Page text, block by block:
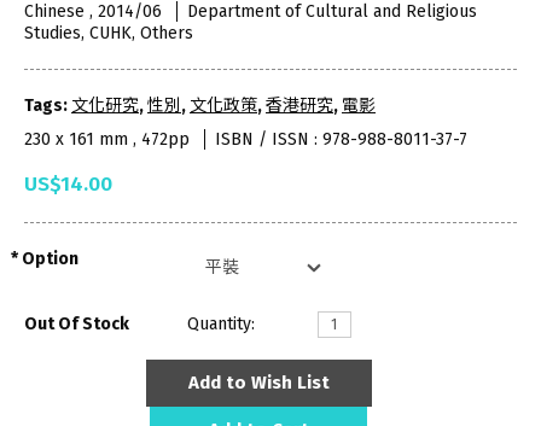
Chinese , 2014/06
Department of Cultural and Religious
Studies, CUHK, Others
Tags: 文化研究,性別 , 文化政策,香港研究, 電影
230 x 161 mm , 472pp
ISBN / ISSN : 978-988-8011-37-7
US$14.00
Option
Out Of Stock Quantity:
Add to Wish List